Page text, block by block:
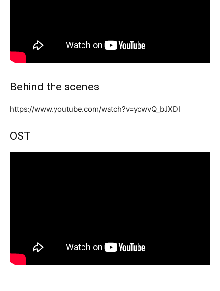
Behind the scenes
https://www.youtube.com/watch?v=ycwvQ_bJXDI
OST